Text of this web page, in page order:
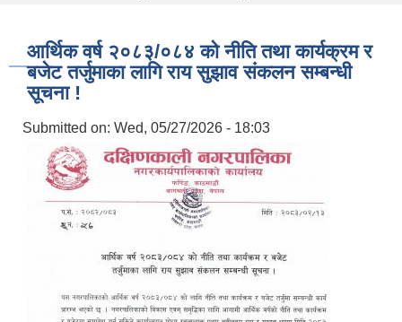
आर्थिक वर्ष २०८३/०८४ को नीति तथा कार्यक्रम र
बजेट तर्जुमाका लागि राय सुझाव संकलन सम्बन्धी
सूचना !
Submitted on: Wed, 05/27/2026 - 18:03